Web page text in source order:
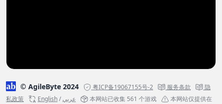
© AgileByte 2024 粤ICP备19067155号-2 服务条款
隐
私政策
English/عربي 本网站已收集 561 个游戏 本网站仅提供在